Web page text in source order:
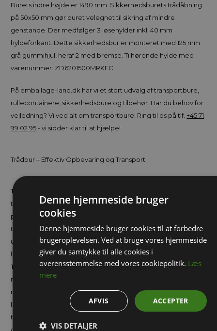
Burets indre højde er 1490 mm. Sikkerhedsburets trådåbning
på 50x50 mm gør buret velegnet til sikring af mindre
genstande. Der medfølger 3 løsehylder inkl. 40 mm
hyldeforkant. Dette sikkerhedsbur er monteret med 125 mm
grå gummihjul, heraf 2 med bremse. Tilhørende hylde med
varenummer: ZD6201500MRKFC
På emballage-land.dk har vi et stort udvalg af transportbure,
rullecontainere, sikkerhedsbure og tilbehør. Har du behov for
vejledning? Vi ved alt om transportbure! Ring til os på tlf.+45 71
99 02 95 - vi sidder klar til at hjælpe!
Trådbur – Effektiv Opbevaring og Transport
Trådbur er robuste og fleksible opbevarings- og
transportløsninger, der er ideelle til håndtering af varer i både
professionelle og industrielle miljøer. Designet til at kunne
transportere store mængder af varer effektivt, er trådbur et
uundværligt redskab i mange brancher, fra detailhandel til
lager og logistik.
Trådbur er ofte udstyret med hjul, hvilket gør dem nemme at
manøvrere, selv under tunge belastninger. Dette gør det
muligt at transportere varer hurtigt og effektivt på tværs af
lange afstande, samtidig med at de er lette at håndtere på
trange områder. De kan bruges til en bred vifte af formål, fra
opbevaring og transport af varer på lagre til præsentation af
Denne hjemmeside bruger
cookies
Denne hjemmeside bruger cookies til at forbedre
brugeroplevelsen. Ved at bruge vores hjemmeside
giver du samtykke til alle cookies i
overensstemmelse med vores cookiepolitik. Læs
mere
ACCEPTER
AFVIS
VIS DETALJER